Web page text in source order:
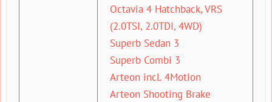
Octavia 4 Hatchback, VRS
(2.0TSI, 2.0TDI, 4WD)
Superb Sedan 3
Superb Combi 3
Arteon incl. 4Motion
Arteon Shooting Brake